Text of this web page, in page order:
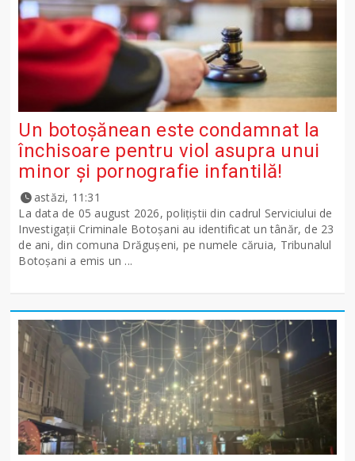
Un botoșănean este condamnat la
închisoare pentru viol asupra unui
minor și pornografie infantilă!
astăzi, 11:31
La data de 05 august 2026, polițiștii din cadrul Serviciului de
Investigații Criminale Botoșani au identificat un tânăr, de 23
de ani, din comuna Drăgușeni, pe numele căruia, Tribunalul
Botoșani a emis un ...